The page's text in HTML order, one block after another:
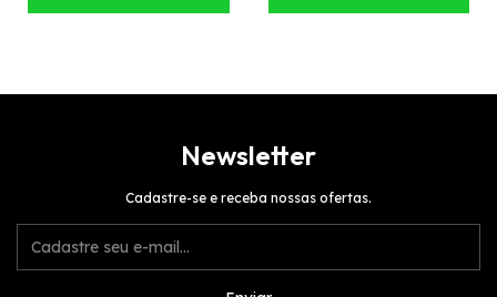
Newsletter
Cadastre-se e receba nossas ofertas.